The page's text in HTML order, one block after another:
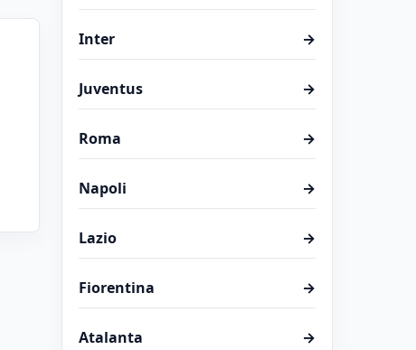
Inter →
Juventus →
Roma →
Napoli →
Lazio →
Fiorentina →
Atalanta →